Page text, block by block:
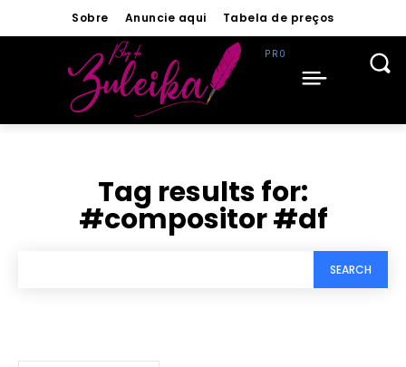
Sobre Anuncie aqui Tabela de preços
Tag results for:
#compositor #df
SEARCH